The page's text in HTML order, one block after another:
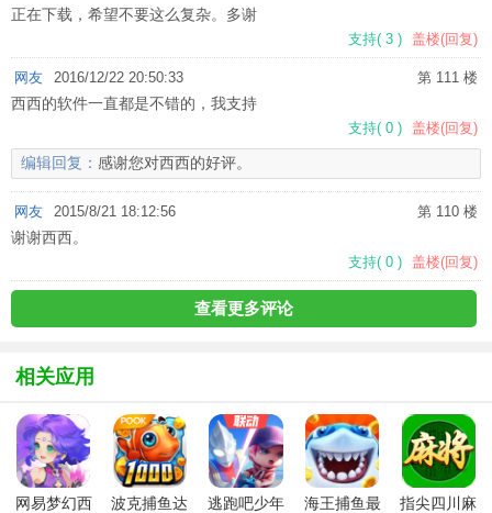
正在下载，希望不要这么复杂。多谢
支持( 3 ) 盖楼(回复)
第 111 楼
网友 2016/12/22 20:50:33
西西的软件一直都是不错的，我支持
支持( 0 ) 盖楼(回复)
编辑回复： 感谢您对西西的好评。
第 110 楼
网友 2015/8/21 18:12:56
谢谢西西。
支持( 0 ) 盖楼(回复)
查看更多评论
相关应用
网易梦幻西
波克捕鱼达
逃跑吧少年
海王捕鱼最
指尖四川麻